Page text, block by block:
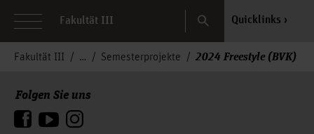
Fakultät III Search Quicklinks
Fakultät III Semesterprojekte 2024 Freestyle (BVK)
Folgen Sie uns